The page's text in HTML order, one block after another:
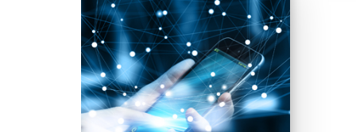
La téléphonie est en
révolution depuis quelques
années et les améliorations
majeures sont à venir !...
EN SAVOIR PLUS